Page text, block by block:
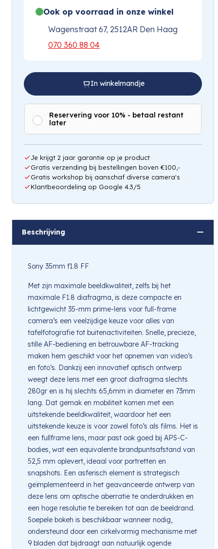
Ook op voorraad in onze winkel
Wagenstraat 67, 2512AR Den Haag
070 360 88 04
In winkelmandje
Reservering voor 10% - betaal restant
later
Je krijgt 2 jaar garantie op je product
Gratis verzending bij bestellingen boven €100,-
Gratis workshop bij aanschaf diverse camera's
Klantbeoordeling op Google 4.3/5
Beschrijving
Sony 35mm f1.8 FF
Met zijn maximale beeldkwaliteit, zelfs bij het
maximale F1.8 diafragma, is deze compacte en
lichtgewicht 35-mm prime-lens voor full-frame
camera’s een veelzijdige keuze voor alles van
tafelfotografie tot buitenactiviteiten. Snelle, precieze,
stille AF-bediening en betrouwbare AF-tracking
maken hem geschikt voor het opnemen van video’s
en foto’s. Dankzij een innovatief optisch ontwerp
weegt deze lens met een groot diafragma slechts
280gr en is hij slechts 65,6mm in diameter en 73mm
lang. Dat gemak en mobiliteit komen met een
uitstekende beeldkwaliteit, waardoor het een
uitstekende keuze is voor zowel foto’s als films. Het is
een fullframe lens, maar past ook goed bij APS-C-
bodies, wat een equivalente brandpuntsafstand van
52,5 mm oplevert, ideaal voor portretten en
snapshots. Een asferisch element is strategisch
geïmplementeerd in het geavanceerde ontwerp van
deze lens om optische aberratie te onderdrukken en
een hoge resolutie te bereiken tot aan de beeldrand.
Soepele bokeh is beschikbaar wanneer nodig,
ondersteund door een cirkelvormig mechanisme met
9 bladen dat bijdraagt aan natuurlijk ogende